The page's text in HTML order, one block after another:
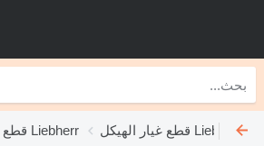
قطع الغيار Liebherr قطع غيار الهيكل Liebherr